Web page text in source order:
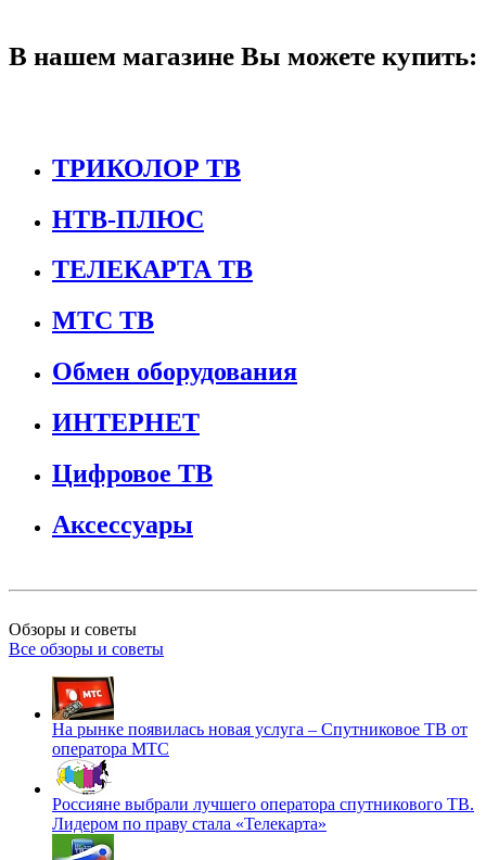
В нашем магазине Вы можете купить:
ТРИКОЛОР ТВ
НТВ-ПЛЮС
ТЕЛЕКАРТА ТВ
МТС ТВ
Обмен оборудования
ИНТЕРНЕТ
Цифровое ТВ
Аксессуары
Обзоры и советы
Все обзоры и советы
На рынке появилась новая услуга – Спутниковое ТВ от
оператора МТС
Россияне выбрали лучшего оператора спутникового ТВ.
Лидером по праву стала «Телекарта»